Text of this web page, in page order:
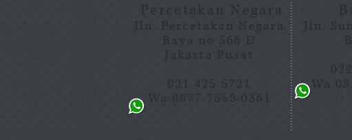
Percetakan Negara
Jln. Percetakan Negara
Raya no 566 D
Jakarta Pusat
021 425 5721
Wa 0877 7558 0361
Jln.
Wa